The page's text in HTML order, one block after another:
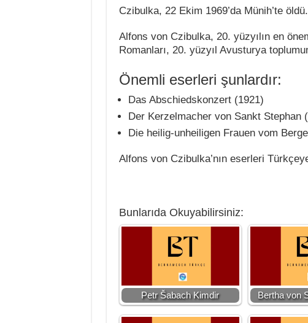
Czibulka, 22 Ekim 1969’da Münih’te öldü.
Alfons von Czibulka, 20. yüzyılın en
Romanları, 20. yüzyıl Avusturya
Önemli eserleri şunlardır:
Das Abschiedskonzert (1921)
Der Kerzelmacher von Sankt Stephan
Die heilig-unheiligen Frauen vom
Alfons von Czibulka’nın eserleri
Bunlarıda Okuyabilirsiniz:
Petr Šabach Kimdir Bertha von